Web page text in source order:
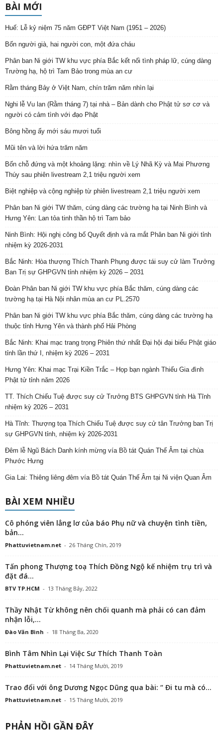
BÀI MỚI
Huế: Lễ kỷ niệm 75 năm GĐPT Việt Nam (1951 – 2026)
Bốn người già, hai người con, một đứa cháu
Phân ban Ni giới TW khu vực phía Bắc kết nối tình pháp lữ, cúng dàng
Trường hạ, hộ trì Tam Bảo trong mùa an cư
Rằm tháng Bảy ở Việt Nam, chín trăm năm nhìn lại
Nghi lễ Vu lan (Rằm tháng 7) tại nhà – Bản dành cho Phật tử sơ cơ và
người có cảm tình với đạo Phật
Bông hồng ấy mới sáu mươi tuổi
Mũi tên và lời hứa trăm năm
Bốn chỗ đứng và một khoảng lặng: nhìn về Lý Nhã Kỳ và Mai Phương
Thúy sau phiên livestream 2,1 triệu người xem
Biệt nghiệp và cộng nghiệp từ phiên livestream 2,1 triệu người xem
Phân ban Ni giới TW thăm, cúng dàng các trường hạ tại Ninh Bình và
Hưng Yên: Lan tỏa tinh thần hộ trì Tam bảo
Ninh Bình: Hội nghị công bố Quyết định và ra mắt Phân ban Ni giới tỉnh
nhiệm kỳ 2026-2031
Bắc Ninh: Hòa thượng Thích Thanh Phụng được tái suy cử làm Trưởng
Ban Trị sự GHPGVN tỉnh nhiệm kỳ 2026 – 2031
Đoàn Phân ban Ni giới TW khu vực phía Bắc thăm, cúng dàng các
trường hạ tại Hà Nội nhân mùa an cư PL.2570
Phân ban Ni giới TW khu vực phía Bắc thăm, cúng dàng các trường hạ
thuộc tỉnh Hưng Yên và thành phố Hải Phòng
Bắc Ninh: Khai mạc trang trọng Phiên thứ nhất Đại hội đại biểu Phật giáo
tỉnh lần thứ I, nhiệm kỳ 2026 – 2031
Hưng Yên: Khai mạc Trại Kiền Trắc – Họp bạn ngành Thiếu Gia đình
Phật tử tỉnh năm 2026
TT. Thích Chiếu Tuệ được suy cử Trưởng BTS GHPGVN tỉnh Hà Tĩnh
nhiệm kỳ 2026 – 2031
Hà Tĩnh: Thượng tọa Thích Chiếu Tuệ được suy cử tân Trưởng ban Trị
sự GHPGVN tỉnh, nhiệm kỳ 2026-2031
Đêm lễ Ngũ Bách Danh kính mừng vía Bồ tát Quán Thế Âm tại chùa
Phước Hưng
Gia Lai: Thiêng liêng đêm vía Bồ tát Quán Thế Âm tại Ni viện Quan Âm
BÀI XEM NHIỀU
Cô phóng viên lẳng lơ của báo Phụ nữ và chuyện tình tiền,
bản...
Phattuvietnam.net - 26 Tháng Chín, 2019
Tấn phong Thượng toạ Thích Đồng Ngộ kế nhiệm trụ trì và
đặt đá...
BTV TP.HCM - 13 Tháng Bảy, 2022
Thầy Nhật Từ không nên chối quanh mà phải có can đảm
nhận lỗi,...
Đào Văn Bình - 18 Tháng Ba, 2020
Bình Tâm Nhìn Lại Việc Sư Thích Thanh Toàn
Phattuvietnam.net - 14 Tháng Mười, 2019
Trao đổi với ông Dương Ngọc Dũng qua bài: “ Đi tu mà có...
Phattuvietnam.net - 15 Tháng Mười, 2019
PHẢN HỒI GẦN ĐÂY